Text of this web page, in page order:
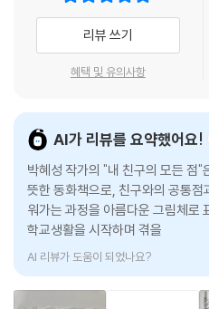
아이들의 친구 관계는 생각보다 훨씬
큼, 멀어질까 봐 불안한 마음도 함께
었던 마음, 혼자 남겨진 것 같은 서운
숨기지 않고 담아낸다. 특히 “내가 널
마음이라는 점에서, 아이들은 자신의
럽게 받아들이게 된다. 감정을 억누
는 방향으로 이끄는 점이 이 책만의
두 가지 색과 한 겹 한 겹의 연필선으
『내 친구의 모든 점』은 연두색과 보
성해 아이들의 감정과 관계 변화에
지닌 두 친구는 장면 속에서 자연스럽
을 말이죠.
우리의 일상도 마찬가지입니다. 오늘
책을 읽으며 우리 주변에 흩어져 있
합니다. 그 점들을 정성껏 잇다 보면,
신 우정의 별이 떠오를 것입니다.
나와 친구의 모든 순간을 소중히 기
어 줄 이 책을 기쁘게 추천합니다.
리뷰 쓰기
혜택 및 유의사항
AI가 리뷰를 요약했어요!
박혜성 작가의 "내 친구의 모든 점
뜻한 동화책으로, 친구와의 공통점
워가는 과정을 아름다운 그림체로
학교생활을 시작하며 겪을 수 있는
AI 리뷰가 도움이 되었나요?